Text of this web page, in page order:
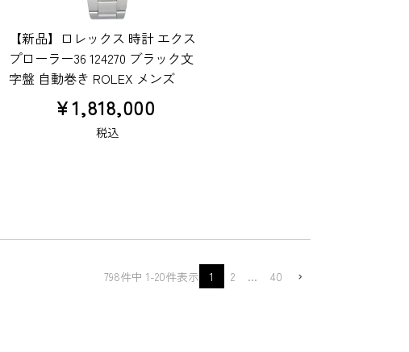
【新品】ロレックス 時計 エクス
プローラー36 124270 ブラック文
字盤 自動巻き ROLEX メンズ
¥1,818,000
税込
798件中 1-20件表示 1 2 … 40